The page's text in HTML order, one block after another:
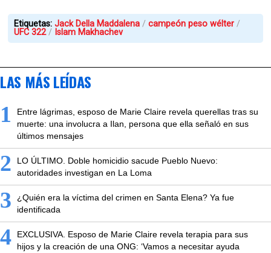
Etiquetas:Jack Della Maddalena
campeón peso wélter
UFC 322
Islam Makhachev
LAS MÁS LEÍDAS
1
Entre lágrimas, esposo de Marie Claire revela querellas tras su
muerte: una involucra a Ilan, persona que ella señaló en sus
últimos mensajes
2
LO ÚLTIMO. Doble homicidio sacude Pueblo Nuevo:
autoridades investigan en La Loma
3
¿Quién era la víctima del crimen en Santa Elena? Ya fue
identificada
4
EXCLUSIVA. Esposo de Marie Claire revela terapia para sus
hijos y la creación de una ONG: ‘Vamos a necesitar ayuda